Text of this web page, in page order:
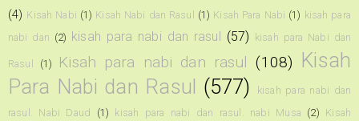
(4) Kisah Nabi (1) Kisah Nabi dan Rasul (1) Kisah Para Nabi (1) kisah para
nabi dan (2) kisah para nabi dan rasul (57) kisah para Nabi dan
Rasul (1) Kisah para nabi dan rasul (108) Kisah
Para Nabi dan Rasul (577)
kisah para nabi dan
rasul. Nabi Daud
(1) kisah para nabi dan rasul. nabi Musa (2) Kisah